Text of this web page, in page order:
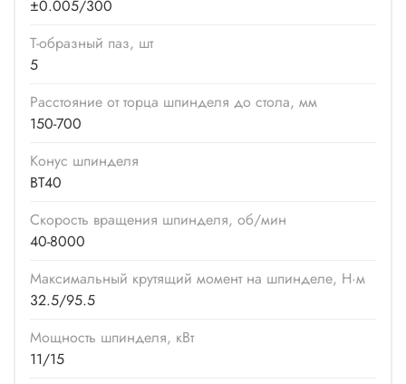
±0.005/300
Т-образный паз, шт
5
Расстояние от торца шпинделя до стола, мм
150-700
Конус шпинделя
ВТ40
Скорость вращения шпинделя, об/мин
40-8000
Максимальный крутящий момент на шпинделе, Н·м
32.5/95.5
Мощность шпинделя, кВт
11/15